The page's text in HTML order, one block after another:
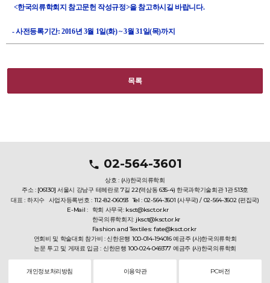
<한국의류학회지 참고문헌 작성규정>을 참고하시길 바랍니다.
- 사전등록기간: 2016년 3월 1일(화) ~ 3월 31일(목)까지
목록
02-564-3601
상호 : (사)한국의류학회
주소 : [06130] 서울시 강남구 테헤란로 7길 22(역삼동 635-4) 한국과학기술회관 1관 513호
대표 : 하지수 사업자등록번호 : 112-82-06093 Tel : 02-564-3601 (사무국) / 02-564-3602 (편집국)
E-Mail : 학회 사무국: ksct@ksct.or.kr
한국의류학회지: jksct@ksct.or.kr
Fashion and Textiles: fate@ksct.or.kr
연회비 및 학술대회 참가비 : 신한은행 100-014-194016 예금주 (사)한국의류학회
논문 투고 및 게재료 입금 : 신한은행 100-024-049377 예금주 (사)한국의류학회
개인정보처리방침 이용약관 PC버전